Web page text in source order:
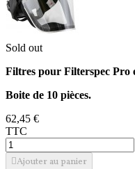
Sold out
Filtres pour Filterspec Pro
Boite de 10 pièces.
62,45 €
TTC
Ajouter au panier